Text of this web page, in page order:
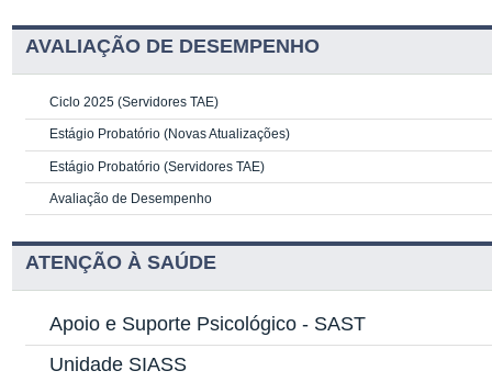
AVALIAÇÃO DE DESEMPENHO
Ciclo 2025 (Servidores TAE)
Estágio Probatório (Novas Atualizações)
Estágio Probatório (Servidores TAE)
Avaliação de Desempenho
ATENÇÃO À SAÚDE
Apoio e Suporte Psicológico - SAST
Unidade SIASS